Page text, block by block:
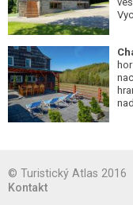
© Turistický Atlas 2016
Kontakt